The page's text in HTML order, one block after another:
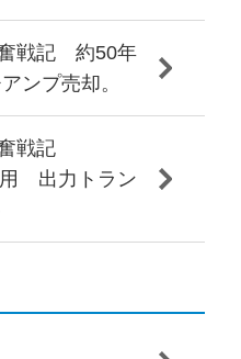
戦記 約50年
ンプ売却。
戦記
用 出力トラン